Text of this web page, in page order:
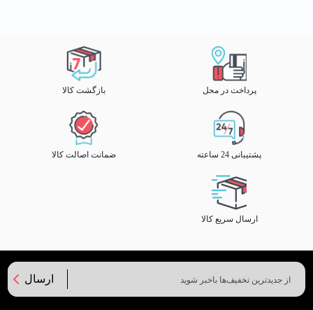
پرداخت در محل بازگشت کالا
پشتیبانی 24 ساعته ضمانت اصالت کالا
ارسال سریع کالا
ارسال